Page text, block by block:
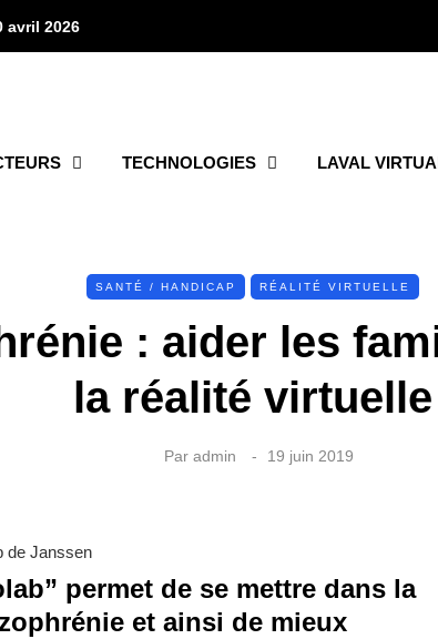
avril 2026
TECHNOLOGIES LAVAL
SANTÉ / HANDICAP RÉALITÉ VIRTUELLE
: aider les
la réalité virtuelle
Par admin 19 juin 2019
permet de se mettre dans la
et ainsi de mieux